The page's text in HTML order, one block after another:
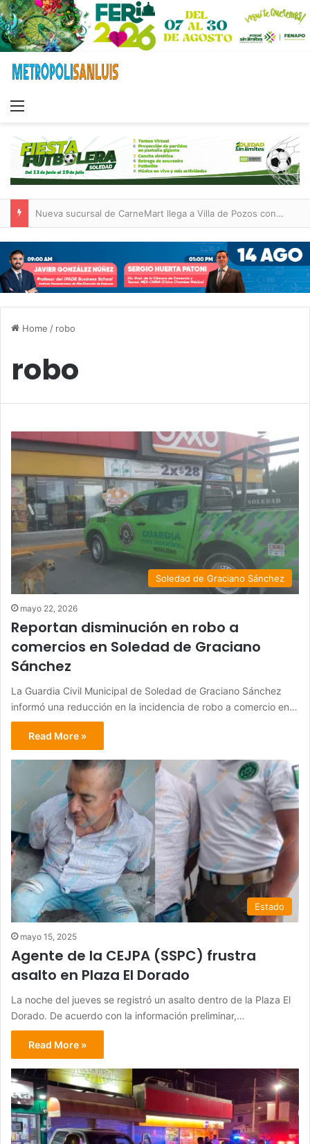
Nueva sucursal de CarneMart llega a Villa de Pozos con inversión y generación de empleos
Home / robo
robo
Soledad de Graciano Sánchez
mayo 22, 2026
Reportan disminución en robo a
comercios en Soledad de Graciano
Sánchez
La Guardia Civil Municipal de Soledad de Graciano Sánchez
informó una reducción en la incidencia de robo a comercio en…
Read More »
Estado
mayo 15, 2025
Agente de la CEJPA (SSPC) frustra
asalto en Plaza El Dorado
La noche del jueves se registró un asalto dentro de la Plaza El
Dorado. De acuerdo con la información preliminar,…
Read More »